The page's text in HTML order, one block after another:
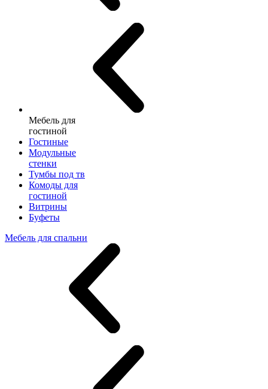
Мебель для
гостиной
Гостиные
Модульные
стенки
Тумбы под тв
Комоды для
гостиной
Витрины
Буфеты
Мебель для спальни